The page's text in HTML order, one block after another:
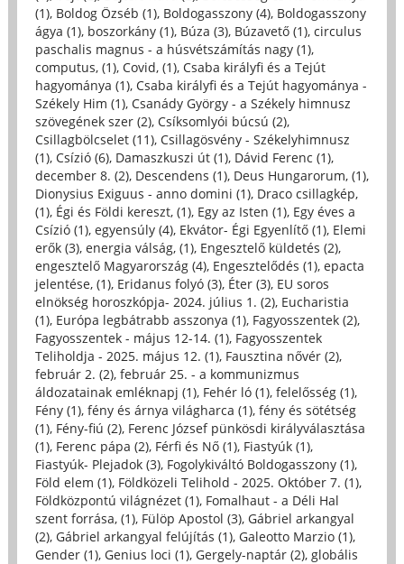
(1), Boldog Özséb (1), Boldogasszony (4), Boldogasszony
ágya (1), boszorkány (1), Búza (3), Búzavető (1), circulus
paschalis magnus - a húsvétszámítás nagy (1),
computus, (1), Covid, (1), Csaba királyfi és a Tejút
hagyománya (1), Csaba királyfi és a Tejút hagyománya -
Székely Him (1), Csanády György - a Székely himnusz
szövegének szer (2), Csíksomlyói búcsú (2),
Csillagbölcselet (11), Csillagösvény - Székelyhimnusz
(1), Csízió (6), Damaszkuszi út (1), Dávid Ferenc (1),
december 8. (2), Descendens (1), Deus Hungarorum, (1),
Dionysius Exiguus - anno domini (1), Draco csillagkép,
(1), Égi és Földi kereszt, (1), Egy az Isten (1), Egy éves a
Csízió (1), egyensúly (4), Ekvátor- Égi Egyenlítő (1), Elemi
erők (3), energia válság, (1), Engesztelő küldetés (2),
engesztelő Magyarország (4), Engesztelődés (1), epacta
jelentése, (1), Eridanus folyó (3), Éter (3), EU soros
elnökség horoszkópja- 2024. július 1. (2), Eucharistia
(1), Európa legbátrabb asszonya (1), Fagyosszentek (2),
Fagyosszentek - május 12-14. (1), Fagyosszentek
Teliholdja - 2025. május 12. (1), Fausztina nővér (2),
február 2. (2), február 25. - a kommunizmus
áldozatainak emléknapj (1), Fehér ló (1), felelősség (1),
Fény (1), fény és árnya világharca (1), fény és sötétség
(1), Fény-fiú (2), Ferenc József pünkösdi királyválasztása
(1), Ferenc pápa (2), Férfi és Nő (1), Fiastyúk (1),
Fiastyúk- Plejadok (3), Fogolykiváltó Boldogasszony (1),
Föld elem (1), Földközeli Telihold - 2025. Október 7. (1),
Földközpontú világnézet (1), Fomalhaut - a Déli Hal
szent forrása, (1), Fülöp Apostol (3), Gábriel arkangyal
(2), Gábriel arkangyal felújítás (1), Galeotto Marzio (1),
Gender (1), Genius loci (1), Gergely-naptár (2), globális